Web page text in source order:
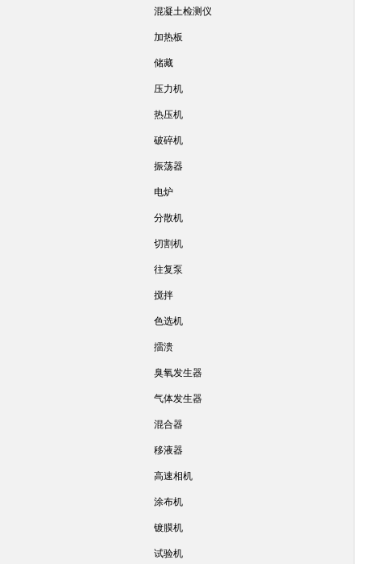
混凝土检测仪
加热板
储藏
压力机
热压机
破碎机
振荡器
电炉
分散机
切割机
往复泵
搅拌
色选机
擂溃
臭氧发生器
气体发生器
混合器
移液器
高速相机
涂布机
镀膜机
试验机